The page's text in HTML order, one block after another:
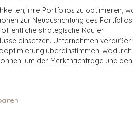
ihre Portfolios zu optimieren,
zur Neuausrichtung des Portfolios
strategische Käufer
einsetzen. Unternehmen
übereinstimmen, wodurch
um der Marktnachfrage und den